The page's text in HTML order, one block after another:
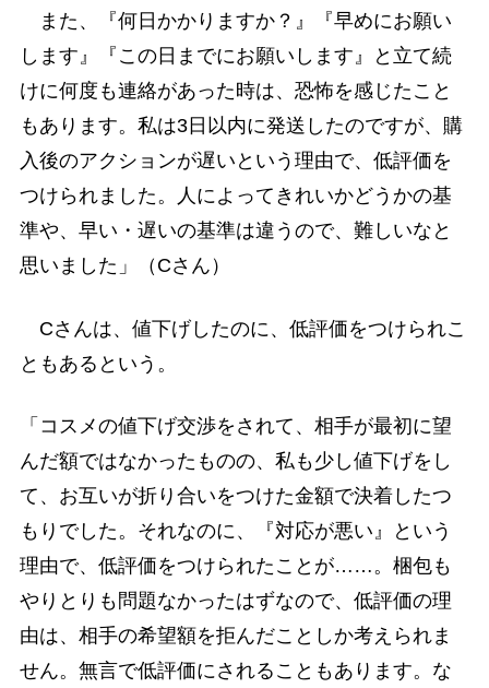
また、『何日かかりますか？』『早めにお願い
します』『この日までにお願いします』と立て続
けに何度も連絡があった時は、恐怖を感じたこと
もあります。私は3日以内に発送したのですが、購
入後のアクションが遅いという理由で、低評価を
つけられました。人によってきれいかどうかの基
準や、早い・遅いの基準は違うので、難しいなと
思いました」（Cさん）
Cさんは、値下げしたのに、低評価をつけられこ
ともあるという。
「コスメの値下げ交渉をされて、相手が最初に望
んだ額ではなかったものの、私も少し値下げをし
て、お互いが折り合いをつけた金額で決着したつ
もりでした。それなのに、『対応が悪い』という
理由で、低評価をつけられたことが……。梱包も
やりとりも問題なかったはずなので、低評価の理
由は、相手の希望額を拒んだことしか考えられま
せん。無言で低評価にされることもあります。な